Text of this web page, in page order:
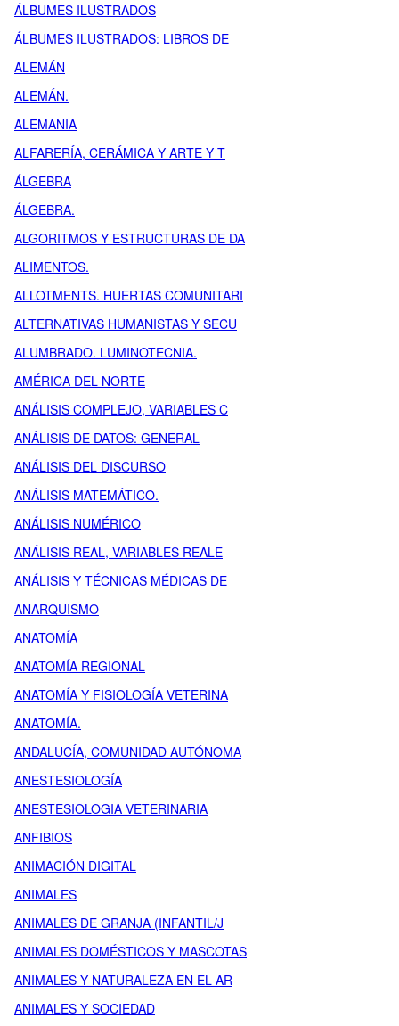
ÁLBUMES ILUSTRADOS
ÁLBUMES ILUSTRADOS: LIBROS DE
ALEMÁN
ALEMÁN.
ALEMANIA
ALFARERÍA, CERÁMICA Y ARTE Y T
ÁLGEBRA
ÁLGEBRA.
ALGORITMOS Y ESTRUCTURAS DE DA
ALIMENTOS.
ALLOTMENTS. HUERTAS COMUNITARI
ALTERNATIVAS HUMANISTAS Y SECU
ALUMBRADO. LUMINOTECNIA.
AMÉRICA DEL NORTE
ANÁLISIS COMPLEJO, VARIABLES C
ANÁLISIS DE DATOS: GENERAL
ANÁLISIS DEL DISCURSO
ANÁLISIS MATEMÁTICO.
ANÁLISIS NUMÉRICO
ANÁLISIS REAL, VARIABLES REALE
ANÁLISIS Y TÉCNICAS MÉDICAS DE
ANARQUISMO
ANATOMÍA
ANATOMÍA REGIONAL
ANATOMÍA Y FISIOLOGÍA VETERINA
ANATOMÍA.
ANDALUCÍA, COMUNIDAD AUTÓNOMA
ANESTESIOLOGÍA
ANESTESIOLOGIA VETERINARIA
ANFIBIOS
ANIMACIÓN DIGITAL
ANIMALES
ANIMALES DE GRANJA (INFANTIL/J
ANIMALES DOMÉSTICOS Y MASCOTAS
ANIMALES Y NATURALEZA EN EL AR
ANIMALES Y SOCIEDAD